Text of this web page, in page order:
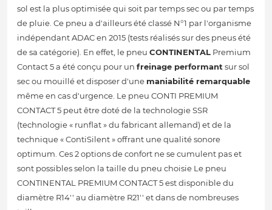
sol est la plus optimisée qui soit par temps sec ou par temps
de pluie. Ce pneu a d'ailleurs été classé N°1 par l'organisme
indépendant ADAC en 2015 (tests réalisés sur des pneus été
de sa catégorie). En effet, le pneu CONTINENTAL Premium
Contact 5 a été conçu pour un freinage performantsur sol
sec ou mouillé et disposer d'une maniabilité remarquable
même en cas d'urgence. Le pneu CONTI PREMIUM
CONTACT 5 peut être doté de la technologie SSR
(technologie « runflat » du fabricant allemand) et de la
technique « ContiSilent » offrant une qualité sonore
optimum. Ces 2 options de confort ne se cumulent pas et
sont possibles selon la taille du pneu choisie Le pneu
CONTINENTAL PREMIUM CONTACT 5 est disponible du
diamètre R14'' au diamètre R21'' et dans de nombreuses